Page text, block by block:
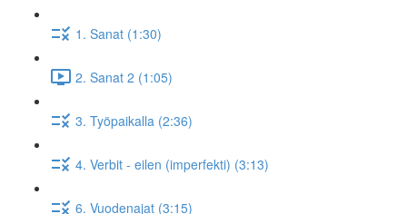
1. Sanat (1:30)
2. Sanat 2 (1:05)
3. Työpaikalla (2:36)
4. Verbit - eilen (imperfekti) (3:13)
6. Vuodenajat (3:15)